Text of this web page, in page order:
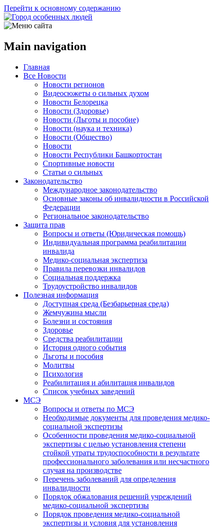
Перейти к основному содержанию
Main navigation
Главная
Все Новости
Новости регионов
Видеосюжеты о сильных духом
Новости Белорецка
Новости (Здоровье)
Новости (Льготы и пособие)
Новости (наука и техника)
Новости (Общество)
Новости
Новости Республики Башкортостан
Спортивные новости
Статьи о сильных
Законодательство
Международное законодательство
Основные законы об инвалидности в Российской
Федерации
Региональное законодательство
Защита прав
Вопросы и ответы (Юридическая помощь)
Индивидуальная программа реабилитации
инвалида
Медико-социальная экспертиза
Правила перевозки инвалидов
Социальная поддержка
Трудоустройство инвалидов
Полезная информация
Доступная среда (Безбарьерная среда)
Жемчужина мысли
Болезни и состояния
Здоровье
Средства реабилитации
История одного события
Льготы и пособия
Молитвы
Психология
Реабилитация и абилитация инвалидов
Список учебных заведений
МСЭ
Вопросы и ответы по МСЭ
Необходимые документы для проведения медико-
социальной экспертизы
Особенности проведения медико-социальной
экспертизы с целью установления степени
стойкой утраты трудоспособности в результате
профессионального заболевания или несчастного
случая на производстве
Перечень заболеваний для определения
инвалидности
Порядок обжалования решений учреждений
медико-социальной экспертизы
Порядок проведения медико-социальной
экспертизы и условия для установления